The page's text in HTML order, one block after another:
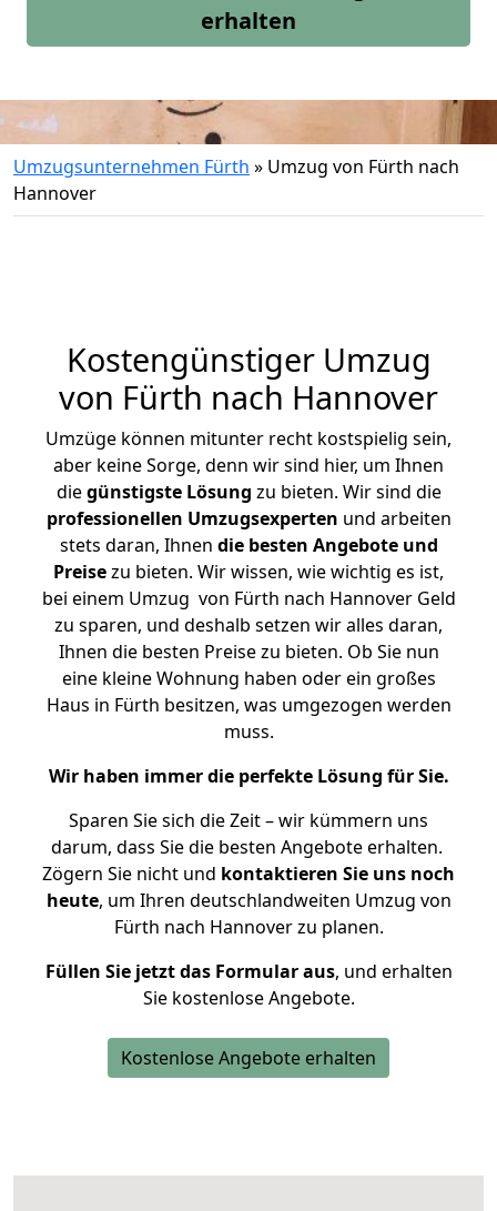
erhalten
Umzugsunternehmen Fürth » Umzug von Fürth nach
Hannover
Kostengünstiger Umzug
von Fürth nach Hannover
Umzüge können mitunter recht kostspielig sein,
aber keine Sorge, denn wir sind hier, um Ihnen
diegünstigste Lösung zu bieten. Wir sind die
professionellen Umzugsexperten und arbeiten
stets daran, Ihnen die besten Angebote und
Preisezu bieten. Wir wissen, wie wichtig es ist,
bei einem Umzug von Fürth nach Hannover Geld
zu sparen, und deshalb setzen wir alles daran,
Ihnen die besten Preise zu bieten. Ob Sie nun
eine kleine Wohnung haben oder ein großes
Haus in Fürth besitzen, was umgezogen werden
muss.
Wir haben immer die perfekte Lösung für Sie.
Sparen Sie sich die Zeit – wir kümmern uns
darum, dass Sie die besten Angebote erhalten.
Zögern Sie nicht und kontaktieren Sie uns noch
heute, um Ihren deutschlandweiten Umzug von
Fürth nach Hannover zu planen.
Füllen Sie jetzt das Formular aus, und erhalten
Sie kostenlose Angebote.
Kostenlose Angebote erhalten